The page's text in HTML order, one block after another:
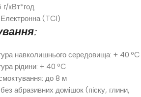
г/кВт*год
(TCI)
навколишнього середовища: + 40 ºC
рідини: + 40 ºC
до 8 м
абразивних домішок (піску, глини,